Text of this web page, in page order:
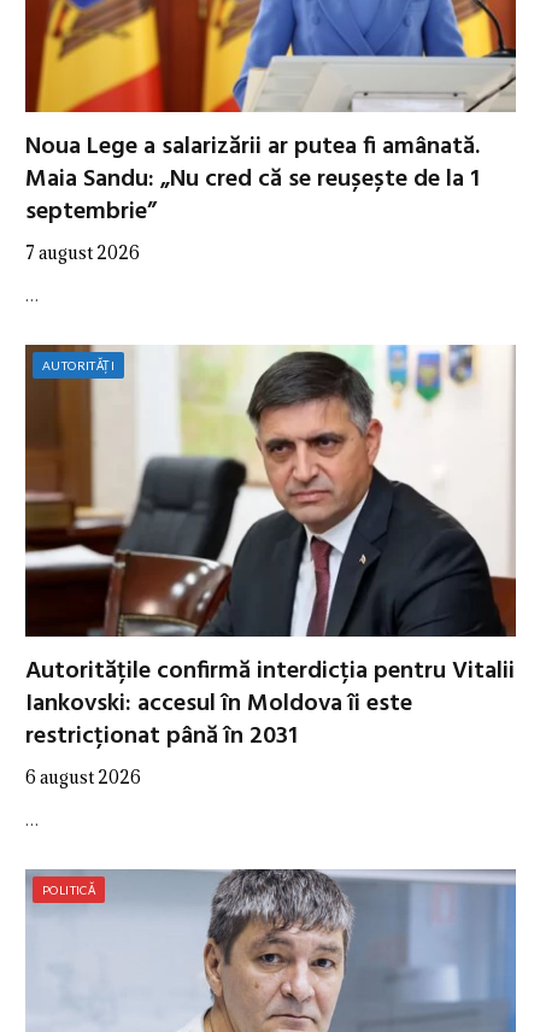
Noua Lege a salarizării ar putea fi amânată.
Maia Sandu: „Nu cred că se reușește de la 1
septembrie”
7 august 2026
…
AUTORITĂȚI
Autoritățile confirmă interdicția pentru Vitalii
Iankovski: accesul în Moldova îi este
restricționat până în 2031
6 august 2026
…
POLITICĂ